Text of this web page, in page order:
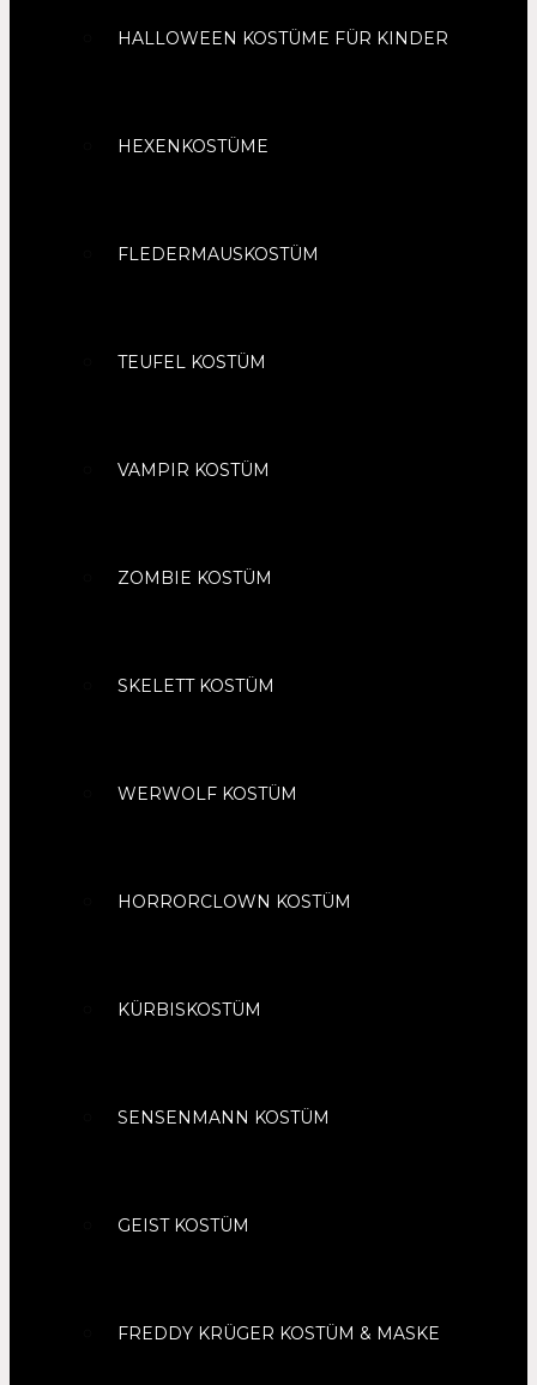
HALLOWEEN KOSTÜME FÜR KINDER
HEXENKOSTÜME
FLEDERMAUSKOSTÜM
TEUFEL KOSTÜM
VAMPIR KOSTÜM
ZOMBIE KOSTÜM
SKELETT KOSTÜM
WERWOLF KOSTÜM
HORRORCLOWN KOSTÜM
KÜRBISKOSTÜM
SENSENMANN KOSTÜM
GEIST KOSTÜM
FREDDY KRÜGER KOSTÜM & MASKE